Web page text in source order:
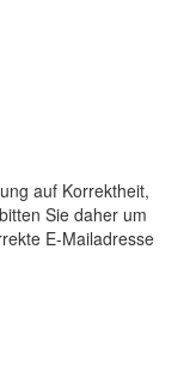
auf Korrektheit,
Sie daher um
E-Mailadresse